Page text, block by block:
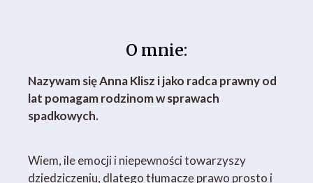
O mnie:
Nazywam się Anna Klisz i jako radca prawny od
lat pomagam rodzinom w sprawach
spadkowych.
Wiem, ile emocji i niepewności towarzyszy
dziedziczeniu, dlatego tłumaczę prawo prosto i